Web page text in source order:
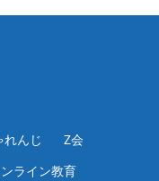
んじ
Z会
ライン教育